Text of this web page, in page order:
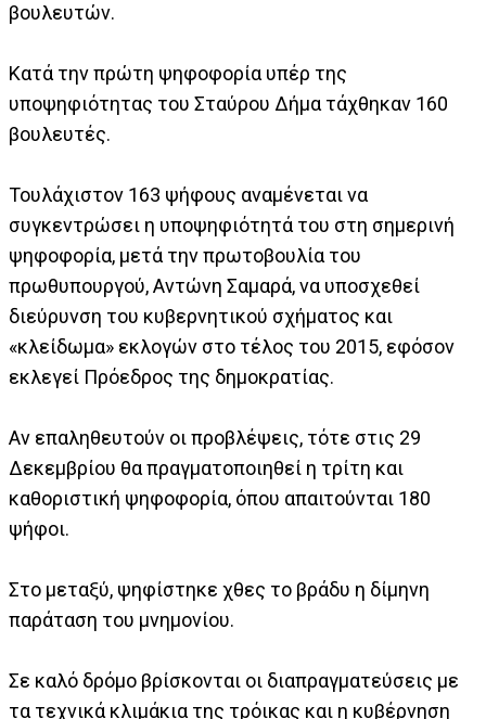
βουλευτών.
Κατά την πρώτη ψηφοφορία υπέρ της
υποψηφιότητας του Σταύρου Δήμα τάχθηκαν 160
βουλευτές.
Τουλάχιστον 163 ψήφους αναμένεται να
συγκεντρώσει η υποψηφιότητά του στη σημερινή
ψηφοφορία, μετά την πρωτοβουλία του
πρωθυπουργού, Αντώνη Σαμαρά, να υποσχεθεί
διεύρυνση του κυβερνητικού σχήματος και
«κλείδωμα» εκλογών στο τέλος του 2015, εφόσον
εκλεγεί Πρόεδρος της δημοκρατίας.
Αν επαληθευτούν οι προβλέψεις, τότε στις 29
Δεκεμβρίου θα πραγματοποιηθεί η τρίτη και
καθοριστική ψηφοφορία, όπου απαιτούνται 180
ψήφοι.
Στο μεταξύ, ψηφίστηκε χθες το βράδυ η δίμηνη
παράταση του μνημονίου.
Σε καλό δρόμο βρίσκονται οι διαπραγματεύσεις με
τα τεχνικά κλιμάκια της τρόικας και η κυβέρνηση